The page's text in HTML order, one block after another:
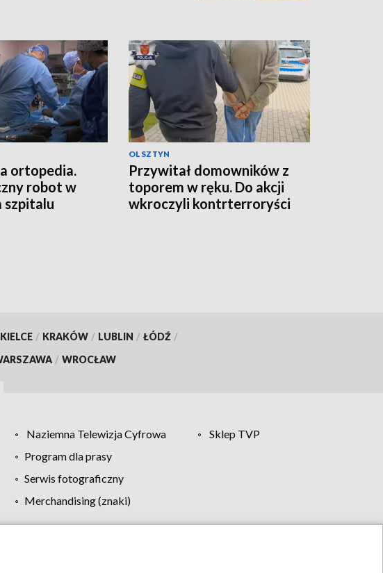
ortopedia.
robot w
szpitalu
OLSZTYN
Przywitał domowników z
toporem w ręku. Do akcji
wkroczyli kontrterroryści
KIELCE / KRAKÓW / LUBLIN / ŁÓDŹ /
/ WROCŁAW
Naziemna Telewizja Cyfrowa
Sklep TVP
Program dla prasy
Serwis fotograficzny
Merchandising (znaki)